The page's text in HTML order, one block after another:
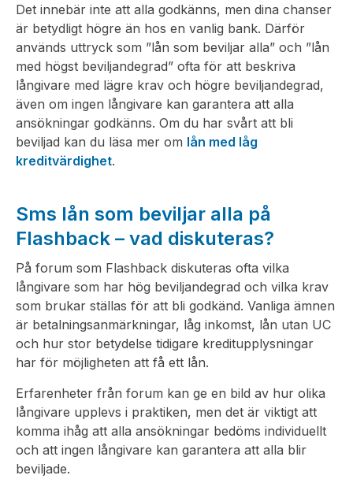
Det innebär inte att alla godkänns, men dina chanser
är betydligt högre än hos en vanlig bank. Därför
används uttryck som ”lån som beviljar alla” och ”lån
med högst beviljandegrad” ofta för att beskriva
långivare med lägre krav och högre beviljandegrad,
även om ingen långivare kan garantera att alla
ansökningar godkänns. Om du har svårt att bli
beviljad kan du läsa mer om lån med låg
kreditvärdighet.
Sms lån som beviljar alla på
Flashback – vad diskuteras?
På forum som Flashback diskuteras ofta vilka
långivare som har hög beviljandegrad och vilka krav
som brukar ställas för att bli godkänd. Vanliga ämnen
är betalningsanmärkningar, låg inkomst, lån utan UC
och hur stor betydelse tidigare kreditupplysningar
har för möjligheten att få ett lån.
Erfarenheter från forum kan ge en bild av hur olika
långivare upplevs i praktiken, men det är viktigt att
komma ihåg att alla ansökningar bedöms individuellt
och att ingen långivare kan garantera att alla blir
beviljade.